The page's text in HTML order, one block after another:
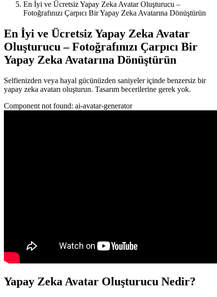
En İyi ve Ücretsiz Yapay Zeka Avatar Oluşturucu –
Fotoğrafınızı Çarpıcı Bir Yapay Zeka Avatarına Dönüştürün
En İyi ve Ücretsiz Yapay Zeka Avatar
Oluşturucu – Fotoğrafınızı Çarpıcı Bir
Yapay Zeka Avatarına Dönüştürün
Selfienizden veya hayal gücünüzden saniyeler içinde benzersiz bir
yapay zeka avatarı oluşturun. Tasarım becerilerine gerek yok.
Component not found: ai-avatar-generator
Yapay Zeka Avatar Oluşturucu Nedir?